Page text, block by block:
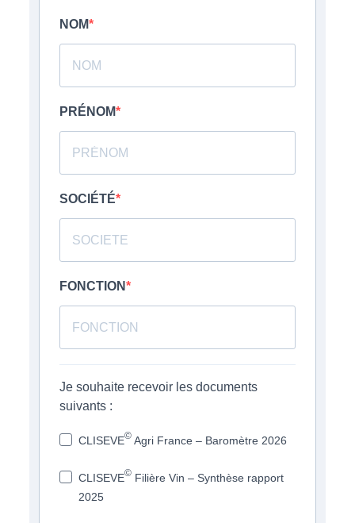
NOM
PRÉNOM
SOCIÉTÉ
FONCTION
Je souhaite recevoir les documents
suivants :
CLISEVE© Agri France – Baromètre 2026
CLISEVE© Filière Vin – Synthèse rapport
2025